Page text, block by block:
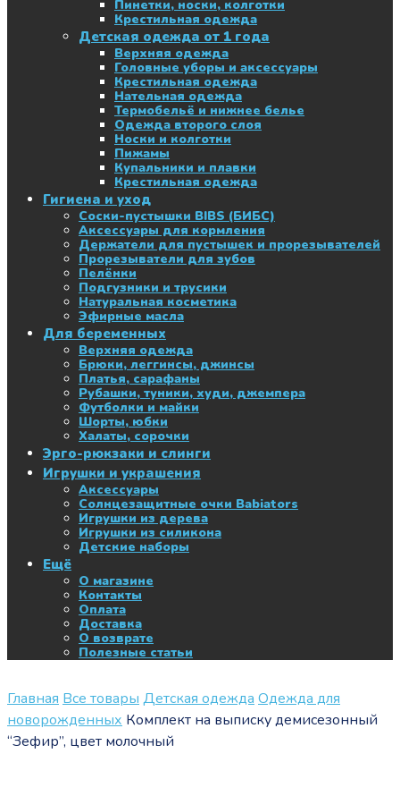
Пинетки, носки, колготки
Крестильная одежда
Детская одежда от 1 года
Верхняя одежда
Головные уборы и аксессуары
Крестильная одежда
Нательная одежда
Термобельё и нижнее белье
Одежда второго слоя
Носки и колготки
Пижамы
Купальники и плавки
Крестильная одежда
Гигиена и уход
Соски-пустышки BIBS (БИБС)
Аксессуары для кормления
Держатели для пустышек и прорезывателей
Прорезыватели для зубов
Пелёнки
Подгузники и трусики
Натуральная косметика
Эфирные масла
Для беременных
Верхняя одежда
Брюки, леггинсы, джинсы
Платья, сарафаны
Рубашки, туники, худи, джемпера
Футболки и майки
Шорты, юбки
Халаты, сорочки
Эрго-рюкзаки и слинги
Игрушки и украшения
Аксессуары
Солнцезащитные очки Babiators
Игрушки из дерева
Игрушки из силикона
Детские наборы
Ещё
О магазине
Контакты
Оплата
Доставка
О возврате
Полезные статьи
Главная Все товары Детская одежда Одежда для
новорожденных Комплект на выписку демисезонный
“Зефир”, цвет молочный